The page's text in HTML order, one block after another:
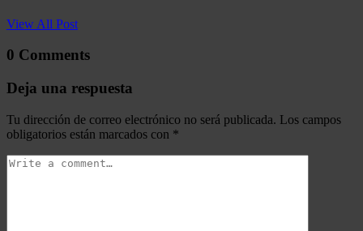
View All Post
0 Comments
Deja una respuesta
Tu dirección de correo electrónico no será publicada. Los campos
obligatorios están marcados con *